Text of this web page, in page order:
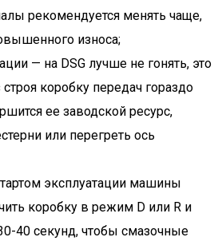
рекомендуется менять чаще,
износа;
— на DSG лучше не гонять, это
коробку передач гораздо
ее заводской ресурс,
или перегреть ось
эксплуатации машины
коробку в режим D или R и
40 секунд, чтобы смазочные